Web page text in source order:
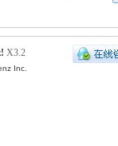
X3.2
Inc.